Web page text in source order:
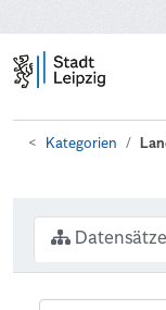
Kategorien
Datensätze